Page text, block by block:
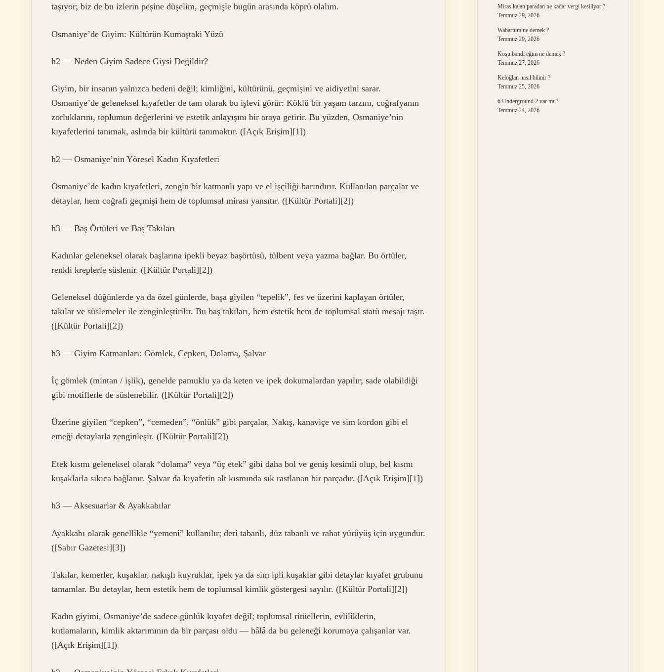
taşıyor; biz de bu izlerin peşine düşelim, geçmişle bugün arasında köprü olalım.
Osmaniye’de Giyim: Kültürün Kumaştaki Yüzü
h2 — Neden Giyim Sadece Giysi Değildir?
Giyim, bir insanın yalnızca bedeni değil; kimliğini, kültürünü, geçmişini ve aidiyetini sarar.
Osmaniye’de geleneksel kıyafetler de tam olarak bu işlevi görür: Köklü bir yaşam tarzını, coğrafyanın
zorluklarını, toplumun değerlerini ve estetik anlayışını bir araya getirir. Bu yüzden, Osmaniye’nin
kıyafetlerini tanımak, aslında bir kültürü tanımaktır. ([Açık Erişim][1])
h2 — Osmaniye’nin Yöresel Kadın Kıyafetleri
Osmaniye’de kadın kıyafetleri, zengin bir katmanlı yapı ve el işçiliği barındırır. Kullanılan parçalar ve
detaylar, hem coğrafi geçmişi hem de toplumsal mirası yansıtır. ([Kültür Portali][2])
h3 — Baş Örtüleri ve Baş Takıları
Kadınlar geleneksel olarak başlarına ipekli beyaz başörtüsü, tülbent veya yazma bağlar. Bu örtüler,
renkli kreplerle süslenir. ([Kültür Portali][2])
Geleneksel düğünlerde ya da özel günlerde, başa giyilen “tepelik”, fes ve üzerini kaplayan örtüler,
takılar ve süslemeler ile zenginleştirilir. Bu baş takıları, hem estetik hem de toplumsal statü mesajı taşır.
([Kültür Portali][2])
h3 — Giyim Katmanları: Gömlek, Cepken, Dolama, Şalvar
İç gömlek (mintan / işlik), genelde pamuklu ya da keten ve ipek dokumalardan yapılır; sade olabildiği
gibi motiflerle de süslenebilir. ([Kültür Portali][2])
Üzerine giyilen “cepken”, “ceme­den”, “önlük” gibi parçalar, Nakış, kanaviçe ve sim kordon gibi el
emeği detaylarla zenginleşir. ([Kültür Portali][2])
Etek kısmı geleneksel olarak “dolama” veya “üç etek” gibi daha bol ve geniş kesimli olup, bel kısmı
kuşaklarla sıkıca bağlanır. Şalvar da kıyafetin alt kısmında sık rastlanan bir parçadır. ([Açık Erişim][1])
h3 — Aksesuarlar & Ayakkabılar
Ayakkabı olarak genellikle “yemeni” kullanılır; deri tabanlı, düz tabanlı ve rahat yürüyüş için uygundur.
([Sabır Gazetesi][3])
Takılar, kemerler, kuşaklar, nakışlı kuyruklar, ipek ya da sim ipli kuşaklar gibi detaylar kıyafet grubunu
tamamlar. Bu detaylar, hem estetik hem de toplumsal kimlik göstergesi sayılır. ([Kültür Portali][2])
Kadın giyimi, Osmaniye’de sadece günlük kıyafet değil; toplumsal ritüellerin, evliliklerin,
kutlamaların, kimlik aktarımının da bir parçası oldu — hâlâ da bu geleneği korumaya çalışanlar var.
([Açık Erişim][1])
Miras kalan paradan ne kadar vergi kesiliyor ?
Temmuz 29, 2026
Wabartum ne demek ?
Temmuz 29, 2026
Koşu bandı eğim ne demek ?
Temmuz 27, 2026
Keloğlan nasıl bilinir ?
Temmuz 25, 2026
6 Underground 2 var mı ?
Temmuz 24, 2026